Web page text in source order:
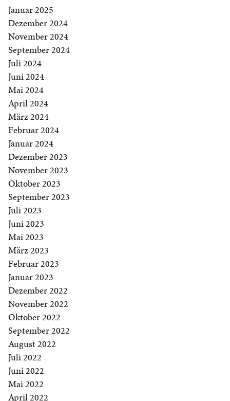
Januar 2025
Dezember 2024
November 2024
September 2024
Juli 2024
Juni 2024
Mai 2024
April 2024
März 2024
Februar 2024
Januar 2024
Dezember 2023
November 2023
Oktober 2023
September 2023
Juli 2023
Juni 2023
Mai 2023
März 2023
Februar 2023
Januar 2023
Dezember 2022
November 2022
Oktober 2022
September 2022
August 2022
Juli 2022
Juni 2022
Mai 2022
April 2022